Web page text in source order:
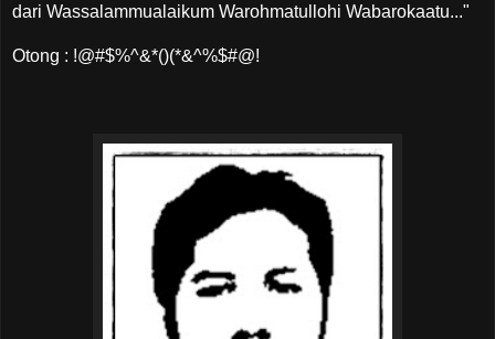
dari Wassalammualaikum Warohmatullohi Wabarokaatu..."
Otong : !@#$%^&*()(*&^%$#@!